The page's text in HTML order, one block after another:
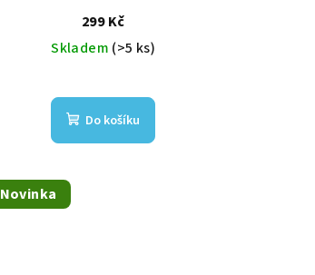
299 Kč
Skladem (>5 ks)
Do košíku
Novinka